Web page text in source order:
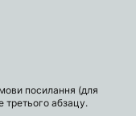
посилання (для
третього абзацу.